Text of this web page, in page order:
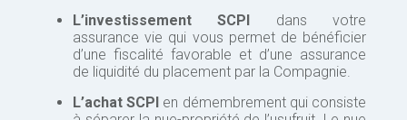
L’investissement SCPI dans votre
assurance vie qui vous permet de bénéficier
d’une fiscalité favorable et d’une assurance
de liquidité du placement par la Compagnie.
L’achat SCPI en démembrement qui consiste